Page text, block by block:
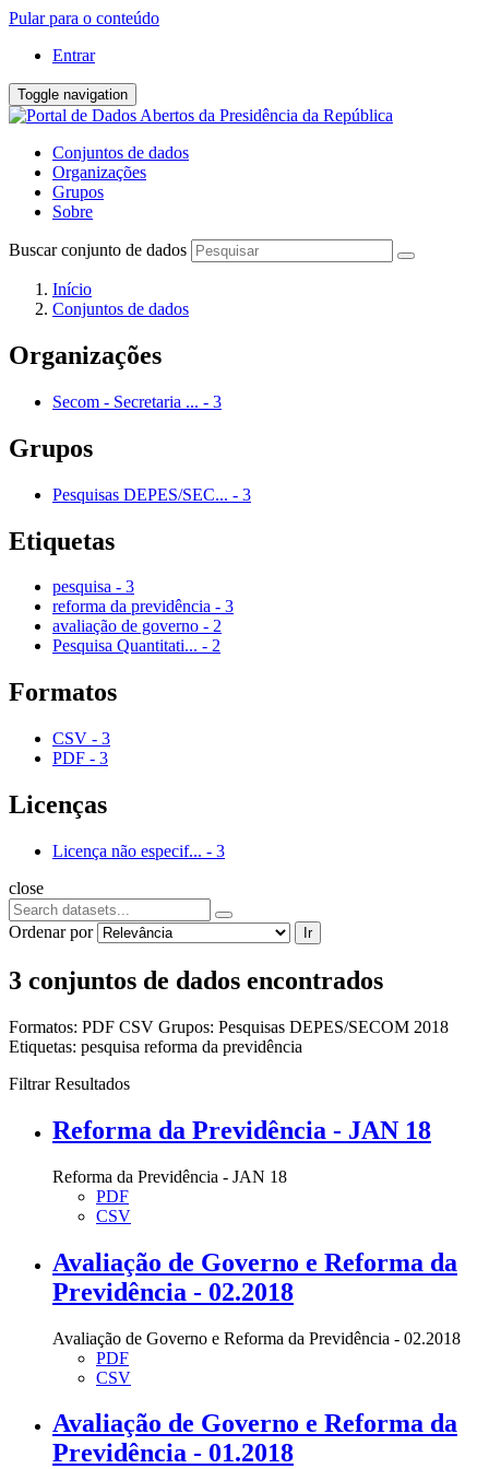
Pular para o conteúdo
Entrar
Toggle navigation
Conjuntos de dados
Organizações
Grupos
Sobre
Buscar conjunto de dados
Início
Conjuntos de dados
Organizações
Secom - Secretaria ... - 3
Grupos
Pesquisas DEPES/SEC... - 3
Etiquetas
pesquisa - 3
reforma da previdência - 3
avaliação de governo - 2
Pesquisa Quantitati... - 2
Formatos
CSV - 3
PDF - 3
Licenças
Licença não especif... - 3
close
Ordenar por Ir
3 conjuntos de dados encontrados
Formatos: PDF CSV Grupos: Pesquisas DEPES/SECOM 2018
Etiquetas: pesquisa reforma da previdência
Filtrar Resultados
Reforma da Previdência - JAN 18
Reforma da Previdência - JAN 18
PDF
CSV
Avaliação de Governo e Reforma da
Previdência - 02.2018
Avaliação de Governo e Reforma da Previdência - 02.2018
PDF
CSV
Avaliação de Governo e Reforma da
Previdência - 01.2018